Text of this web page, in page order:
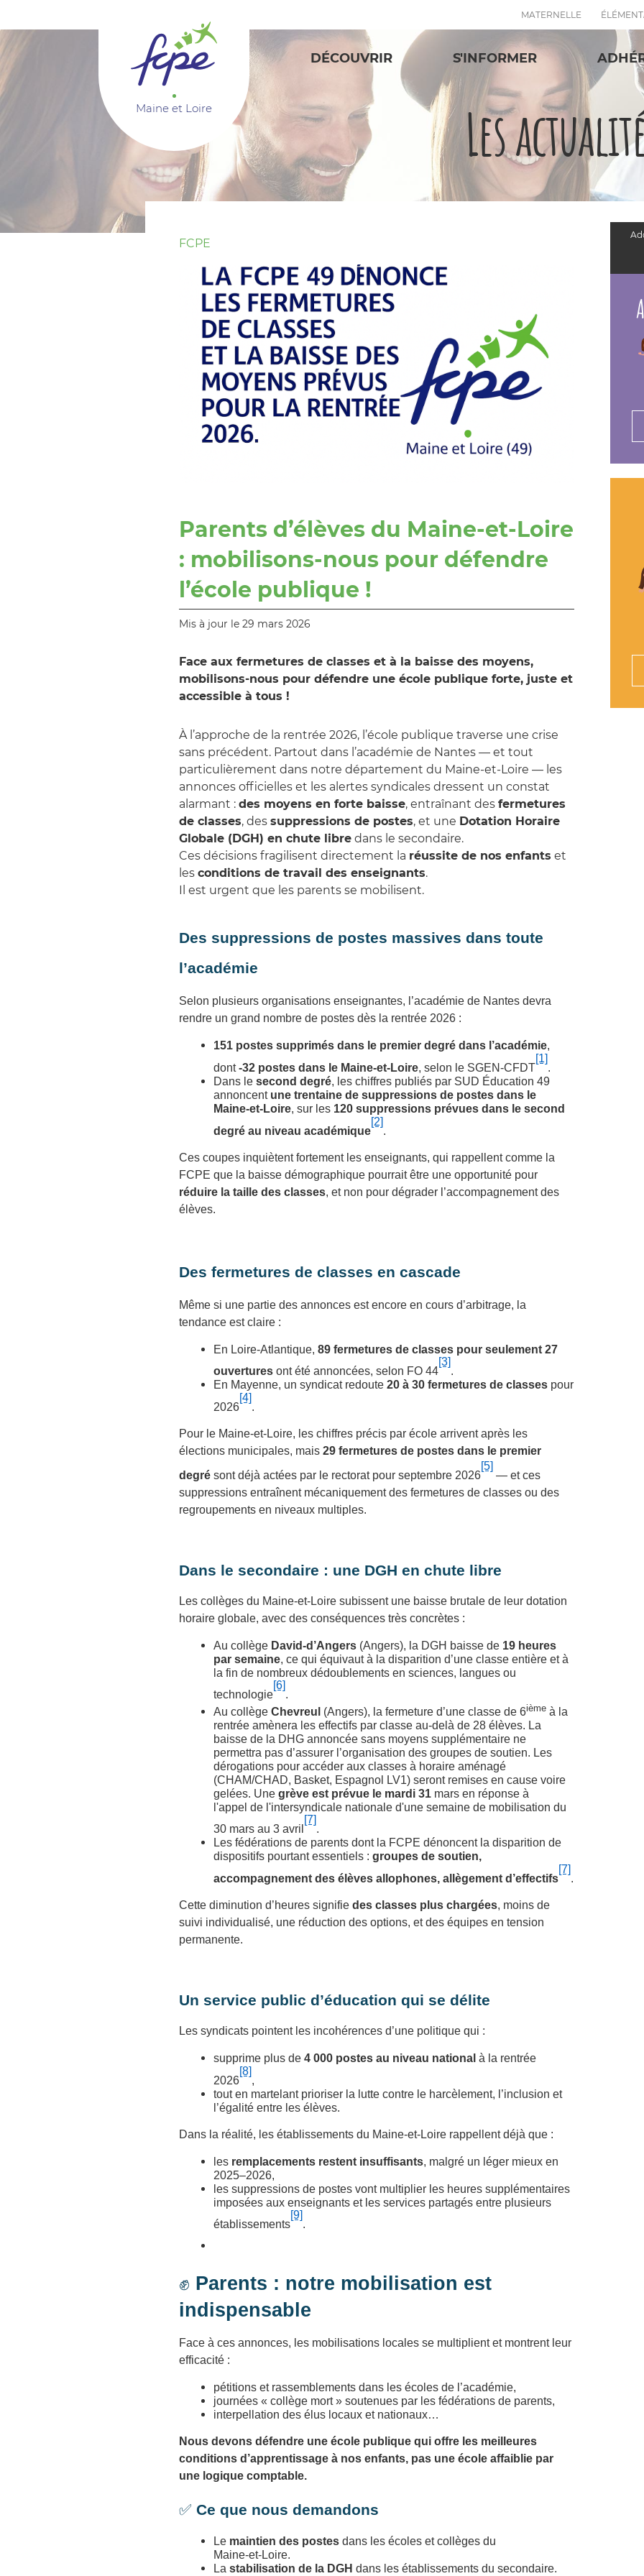
MATERNELLE
Maine et Loire
DÉCOUVRIR S'INFORMER
Les
FCPE
Parents d’élèves du Maine-et-Loire
: mobilisons‑nous pour défendre
l’école publique !
Mis à jour le 29 mars 2026
Face aux fermetures de classes et à la baisse des moyens,
mobilisons‑nous pour défendre une école publique forte, juste et
accessible à tous !
À l’approche de la rentrée 2026, l’école publique traverse une crise
sans précédent. Partout dans l’académie de Nantes — et tout
particulièrement dans notre département du Maine‑et‑Loire — les
annonces officielles et les alertes syndicales dressent un constat
alarmant : des moyens en forte baisse, entraînant des fermetures
de classes, des suppressions de postes, et une Dotation Horaire
Globale (DGH) en chute libredans le secondaire.
Ces décisions fragilisent directement la réussite de nos enfants et
les conditions de travail des enseignants.
Il est urgent que les parents se mobilisent.
Des suppressions de postes massives dans toute
l’académie
Selon plusieurs organisations enseignantes, l’académie de Nantes devra
rendre un grand nombre de postes dès la rentrée 2026 :
151 postes supprimés dans le premier degré dans l’académie,
dont-32 postes dans le Maine‑et‑Loire, selon le SGEN‑CFDT
[1]
.
Dans le second degré, les chiffres publiés par SUD Éducation 49
annoncent une trentaine de suppressions de postes dans le
Maine‑et‑Loire, sur les 120 suppressions prévues dans le second
degré au niveau académique
[2]
.
Ces coupes inquiètent fortement les enseignants, qui rappellent comme la
FCPE que la baisse démographique pourrait être une opportunité pour
réduire la taille des classes, et non pour dégrader l’accompagnement des
élèves.
Des fermetures de classes en cascade
Même si une partie des annonces est encore en cours d’arbitrage, la
tendance est claire :
En Loire‑Atlantique, 89 fermetures de classes pour seulement 27
ouverturesont été annoncées, selon FO 44
[3]
.
En Mayenne, un syndicat redoute 20 à 30 fermetures de classespour
2026
[4]
.
Pour le Maine‑et‑Loire, les chiffres précis par école arrivent après les
élections municipales, mais 29 fermetures de postes dans le premier
degrésont déjà actées par le rectorat pour septembre 2026
[5]
— et ces
suppressions entraînent mécaniquement des fermetures de classes ou des
regroupements en niveaux multiples.
Dans le secondaire : une DGH en chute libre
Les collèges du Maine‑et‑Loire subissent une baisse brutale de leur dotation
horaire globale, avec des conséquences très concrètes :
Au collège David-d’Angers(Angers), la DGH baisse de 19 heures
par semaine, ce qui équivaut à la disparition d’une classe entière et à
la fin de nombreux dédoublements en sciences, langues ou
technologie
[6]
.
Au collège Chevreul (Angers), la fermeture d’une classe de 6ièmeà la
rentrée amènera les effectifs par classe au-delà de 28 élèves. La
baisse de la DHG annoncée sans moyens supplémentaire ne
permettra pas d’assurer l’organisation des groupes de soutien. Les
dérogations pour accéder aux classes à horaire aménagé
(CHAM/CHAD, Basket, Espagnol LV1) seront remises en cause voire
gelées. Une grève est prévue le mardi 31mars en réponse à
l'appel de l'intersyndicale nationale d'une semaine de mobilisation du
30 mars au 3 avril
[7]
.
Les fédérations de parents dont la FCPE dénoncent la disparition de
dispositifs pourtant essentiels : groupes de soutien,
accompagnement des élèves allophones, allègement d’effectifs
[7]
.
Cette diminution d’heures signifie des classes plus chargées, moins de
suivi individualisé, une réduction des options, et des équipes en tension
permanente.
Un service public d’éducation qui se délite
Les syndicats pointent les incohérences d’une politique qui :
supprime plus de 4 000 postes au niveau national à la rentrée
2026
[8]
,
tout en martelant prioriser la lutte contre le harcèlement, l’inclusion et
l’égalité entre les élèves.
Dans la réalité, les établissements du Maine‑et‑Loire rappellent déjà que :
les remplacements restent insuffisants, malgré un léger mieux en
2025–2026,
les suppressions de postes vont multiplier les heures supplémentaires
imposées aux enseignants et les services partagés entre plusieurs
établissements
[9]
.
✊ Parents : notre mobilisation est
indispensable
Face à ces annonces, les mobilisations locales se multiplient et montrent leur
efficacité :
pétitions et rassemblements dans les écoles de l’académie,
journées « collège mort » soutenues par les fédérations de parents,
interpellation des élus locaux et nationaux…
Nous devons défendre une école publique qui offre les meilleures
conditions d’apprentissage à nos enfants, pas une école affaiblie par
une logique comptable.
✅ Ce que nous demandons
Le maintien des postesdans les écoles et collèges du
Maine‑et‑Loire.
La stabilisation de la DGH dans les établissements du secondaire.